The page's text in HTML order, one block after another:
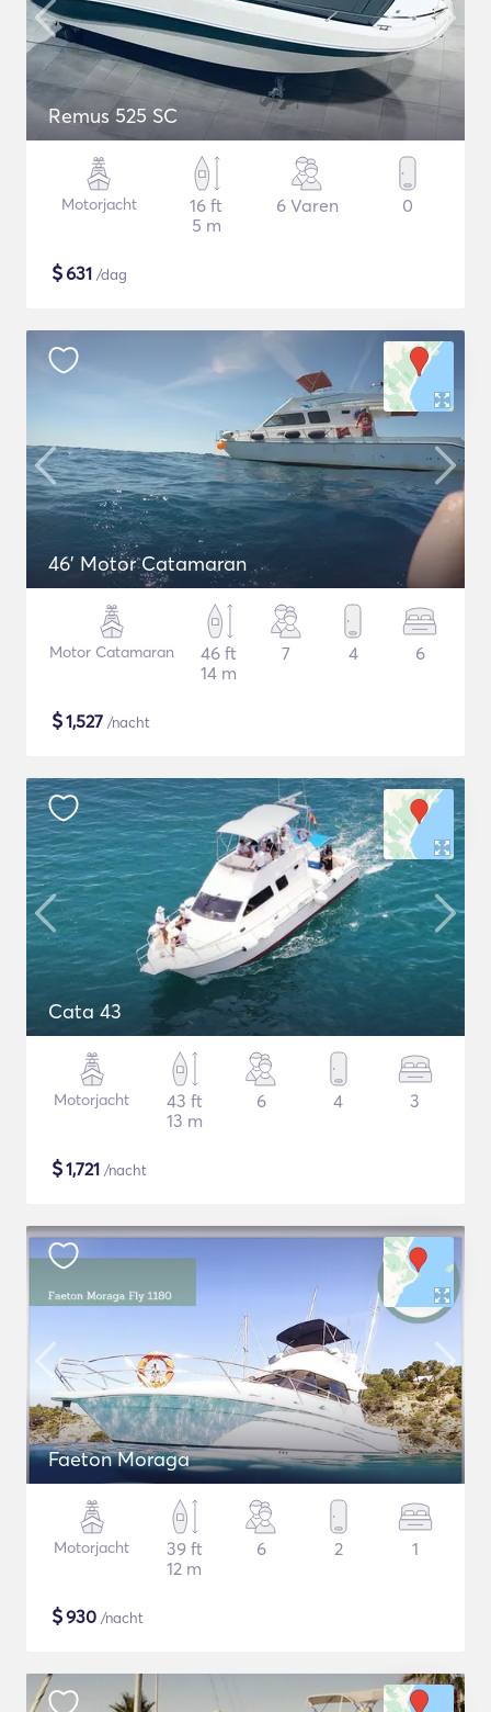
Remus 525 SC
Motorjacht
16 ft
5 m
6 Varen 0
$631 /dag
46' Motor Catamaran
Motor Catamaran
46 ft
14 m
7 4 6
$1,527 /nacht
Cata 43
Motorjacht
43 ft
13 m
6 4 3
$1,721 /nacht
Faeton Moraga
Motorjacht
39 ft
12 m
6 2 1
$930 /nacht